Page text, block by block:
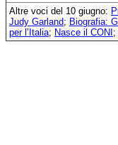
Altre voci del 10 giugno:
Judy Garland; Biografia:
per l’Italia; Nasce il CONI ;